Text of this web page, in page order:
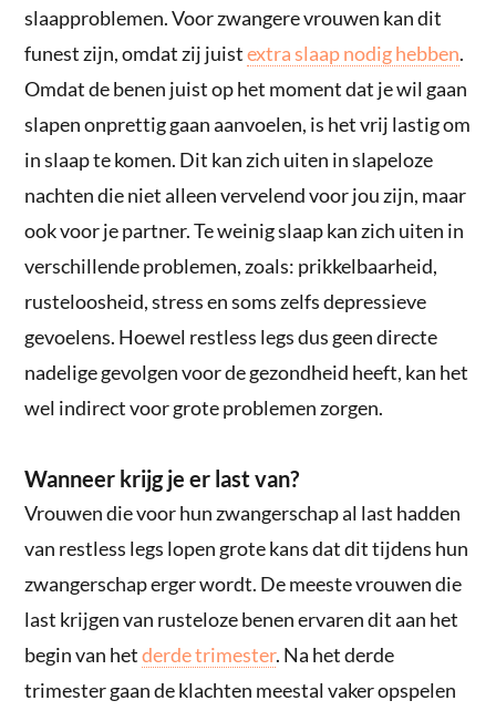
slaapproblemen. Voor zwangere vrouwen kan dit
funest zijn, omdat zij juistextra slaap nodig hebben.
Omdat de benen juist op het moment dat je wil gaan
slapen onprettig gaan aanvoelen, is het vrij lastig om
in slaap te komen. Dit kan zich uiten in slapeloze
nachten die niet alleen vervelend voor jou zijn, maar
ook voor je partner. Te weinig slaap kan zich uiten in
verschillende problemen, zoals: prikkelbaarheid,
rusteloosheid, stress en soms zelfs depressieve
gevoelens. Hoewel restless legs dus geen directe
nadelige gevolgen voor de gezondheid heeft, kan het
wel indirect voor grote problemen zorgen.
Wanneer krijg je er last van?
Vrouwen die voor hun zwangerschap al last hadden
van restless legs lopen grote kans dat dit tijdens hun
zwangerschap erger wordt. De meeste vrouwen die
last krijgen van rusteloze benen ervaren dit aan het
begin van hetderde trimester. Na het derde
trimester gaan de klachten meestal vaker opspelen